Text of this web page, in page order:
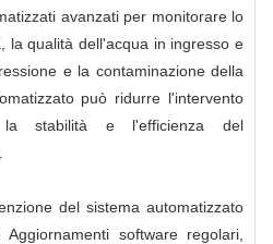
avanzati per monitorare lo
la qualità dell'acqua in ingresso e
e la contaminazione della
può ridurre l'intervento
stabilità e l'efficienza del
del sistema automatizzato
software regolari,